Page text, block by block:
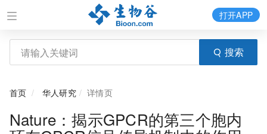
搜索
打开APP
首页 华人研究 详情页
Nature：揭示GPCR的第三个胞内